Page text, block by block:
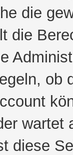
die
die
ob
wartet
diese